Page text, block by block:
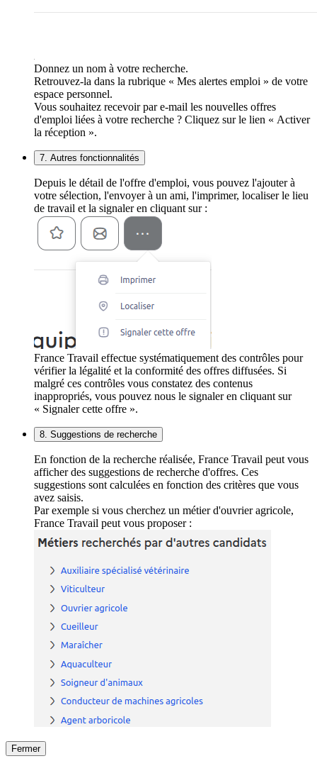
Donnez un nom à votre recherche.
Retrouvez-la dans la rubrique « Mes alertes emploi » de votre
espace personnel.
Vous souhaitez recevoir par e-mail les nouvelles offres
d'emploi liées à votre recherche ? Cliquez sur le lien « Activer
la réception ».
7. Autres fonctionnalités
Depuis le détail de l'offre d'emploi, vous pouvez l'ajouter à
votre sélection, l'envoyer à un ami, l'imprimer, localiser le lieu
de travail et la signaler en cliquant sur :
France Travail effectue systématiquement des contrôles pour
vérifier la légalité et la conformité des offres diffusées. Si
malgré ces contrôles vous constatez des contenus
inappropriés, vous pouvez nous le signaler en cliquant sur
« Signaler cette offre ».
8. Suggestions de recherche
En fonction de la recherche réalisée, France Travail peut vous
afficher des suggestions de recherche d'offres. Ces
suggestions sont calculées en fonction des critères que vous
avez saisis.
Par exemple si vous cherchez un métier d'ouvrier agricole,
France Travail peut vous proposer :
Fermer